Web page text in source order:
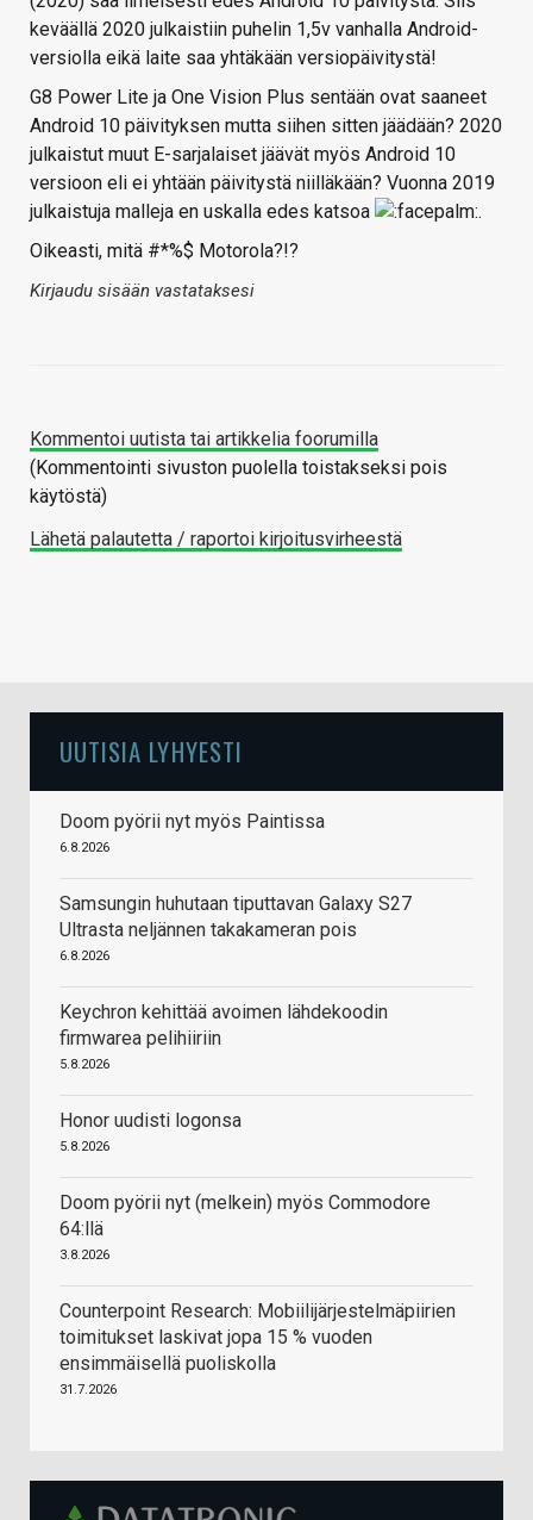
keväällä 2020 julkaistiin puhelin 1,5v vanhalla Android-
versiolla eikä laite saa yhtäkään versiopäivitystä!
G8 Power Lite ja One Vision Plus sentään ovat saaneet
Android 10 päivityksen mutta siihen sitten jäädään? 2020
julkaistut muut E-sarjalaiset jäävät myös Android 10
versioon eli ei yhtään päivitystä niilläkään? Vuonna 2019
julkaistuja malleja en uskalla edes katsoa
.
Oikeasti, mitä #*%$ Motorola?!?
Kirjaudu sisään vastataksesi
Kommentoi uutista tai artikkelia foorumilla
(Kommentointi sivuston puolella toistakseksi pois
käytöstä)
Lähetä palautetta / raportoi kirjoitusvirheestä
UUTISIA LYHYESTI
Doom pyörii nyt myös Paintissa
6.8.2026
Samsungin huhutaan tiputtavan Galaxy S27
Ultrasta neljännen takakameran pois
6.8.2026
Keychron kehittää avoimen lähdekoodin
firmwarea pelihiiriin
5.8.2026
Honor uudisti logonsa
5.8.2026
Doom pyörii nyt (melkein) myös Commodore
64:llä
3.8.2026
Counterpoint Research: Mobiilijärjestelmäpiirien
toimitukset laskivat jopa 15 % vuoden
ensimmäisellä puoliskolla
31.7.2026